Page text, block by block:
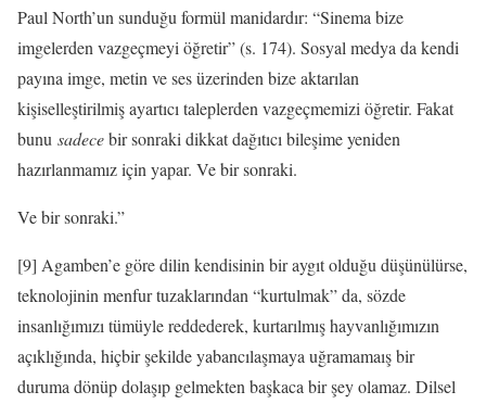
Paul North’un sunduğu formül manidardır: “Sinema bize
imgelerden vazgeçmeyi öğretir” (s. 174). Sosyal medya da kendi
payına imge, metin ve ses üzerinden bize aktarılan
kişiselleştirilmiş ayartıcı taleplerden vazgeçmemizi öğretir. Fakat
bunu sadecebir sonraki dikkat dağıtıcı bileşime yeniden
hazırlanmamız için yapar. Ve bir sonraki.
Ve bir sonraki.”
[9] Agamben’e göre dilin kendisinin bir aygıt olduğu düşünülürse,
teknolojinin menfur tuzaklarından “kurtulmak” da, sözde
insanlığımızı tümüyle reddederek, kurtarılmış hayvanlığımızın
açıklığında, hiçbir şekilde yabancılaşmaya uğramamaış bir
duruma dönüp dolaşıp gelmekten başkaca bir şey olamaz. Dilsel